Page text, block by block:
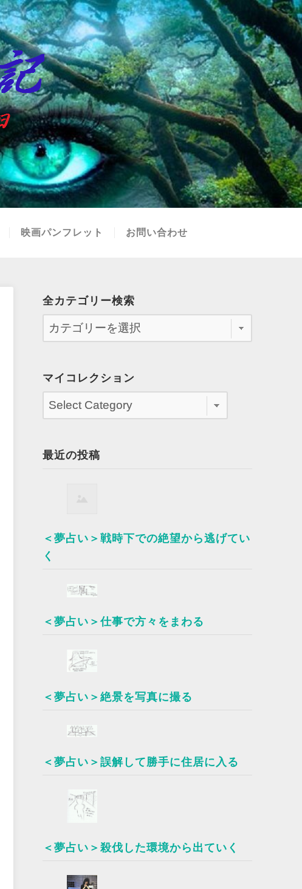
映画パンフレット お問い合わせ
全カテゴリー検索
マイコレクション
最近の投稿
＜夢占い＞戦時下での絶望から逃げてい
く
＜夢占い＞仕事で方々をまわる
＜夢占い＞絶景を写真に撮る
＜夢占い＞誤解して勝手に住居に入る
＜夢占い＞殺伐した環境から出ていく